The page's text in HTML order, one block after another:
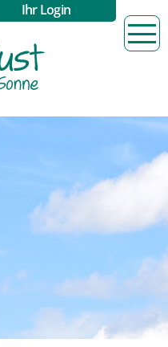
Ihr Login